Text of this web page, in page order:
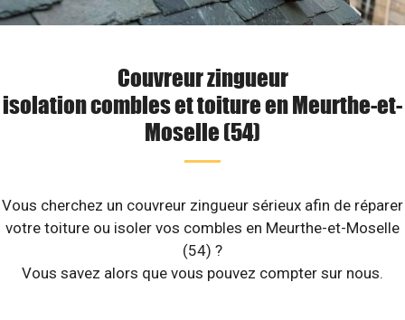
Couvreur zingueur
isolation combles et toiture en Meurthe-et-
Moselle (54)
Vous cherchez un couvreur zingueur sérieux afin de réparer
votre toiture ou isoler vos combles en Meurthe-et-Moselle
(54) ?
Vous savez alors que vous pouvez compter sur nous.